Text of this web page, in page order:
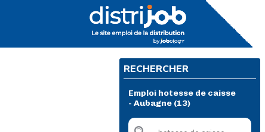
RECHERCHER
Emploi hotesse de caisse
- Aubagne (13)